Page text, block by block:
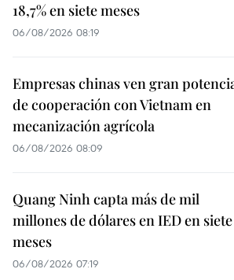
18,7% en siete meses
06/08/2026 08:19
Empresas chinas ven gran
de cooperación con Vietnam en
mecanización agrícola
06/08/2026 08:09
Quang Ninh capta más de mil
millones de dólares en IED en siete
meses
06/08/2026 07:19